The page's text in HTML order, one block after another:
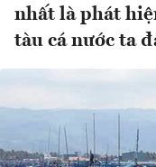
nhất là phát
tàu cá nước ta